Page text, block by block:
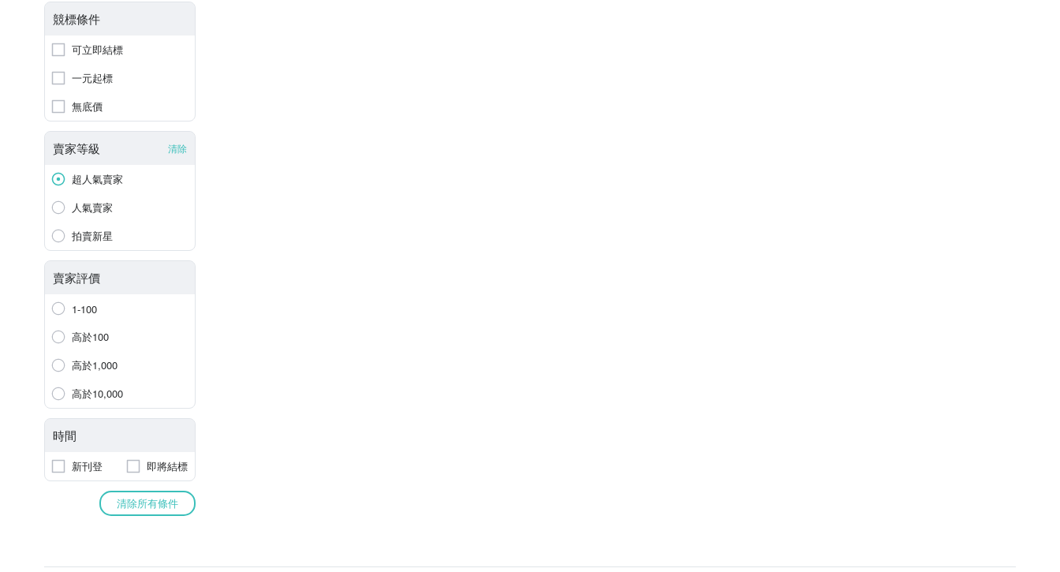
競標條件
可立即結標
一元起標
無底價
賣家等級 清除
超人氣賣家
人氣賣家
拍賣新星
賣家評價
1-100
高於100
高於1,000
高於10,000
時間
新刊登 即將結標
清除所有條件